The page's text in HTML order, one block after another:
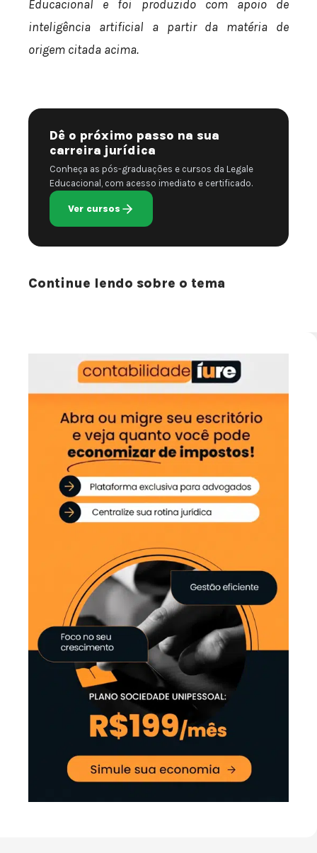
Educacional e foi produzido com apoio de
inteligência artificial a partir da matéria de
origem citada acima.
Dê o próximo passo na sua
carreira jurídica
Conheça as pós-graduações e cursos da Legale
Educacional, com acesso imediato e certificado.
Ver cursos
Continue lendo sobre o tema